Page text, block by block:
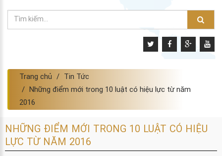
Trang chủ
Tin Tức
Những điểm mới trong 10 luật có hiệu lực từ năm
2016
NHỮNG ĐIỂM MỚI TRONG 10 LUẬT CÓ HIỆU
LỰC TỪ NĂM 2016